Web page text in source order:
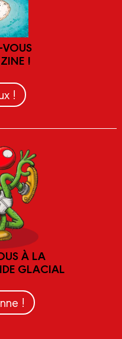
!
!
À LA
GLACIAL
!